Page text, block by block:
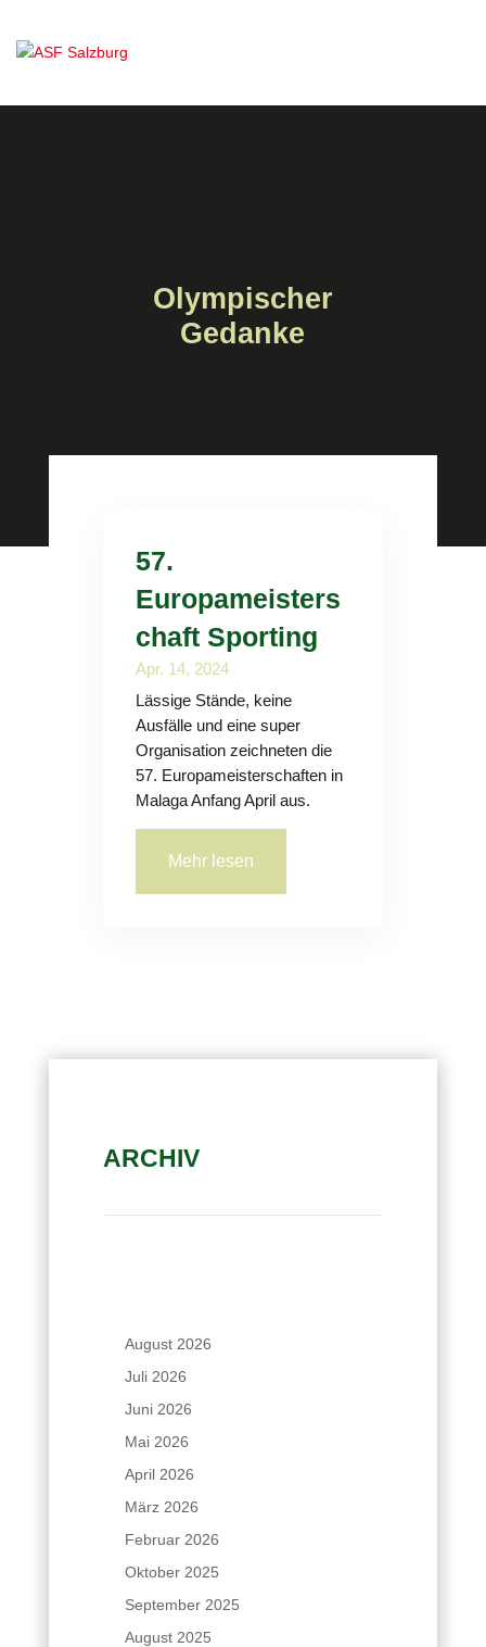
Olympischer
Gedanke
57.
Europameisters
chaft Sporting
Apr. 14, 2024
Lässige Stände, keine
Ausfälle und eine super
Organisation zeichneten die
57. Europameisterschaften in
Malaga Anfang April aus.
Mehr lesen
ARCHIV
August 2026
Juli 2026
Juni 2026
Mai 2026
April 2026
März 2026
Februar 2026
Oktober 2025
September 2025
August 2025